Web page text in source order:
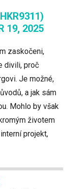
19, 2025
zaskočeni,
divili, proč
Je možné,
a jak sám
Mohlo by však
životem
projekt,